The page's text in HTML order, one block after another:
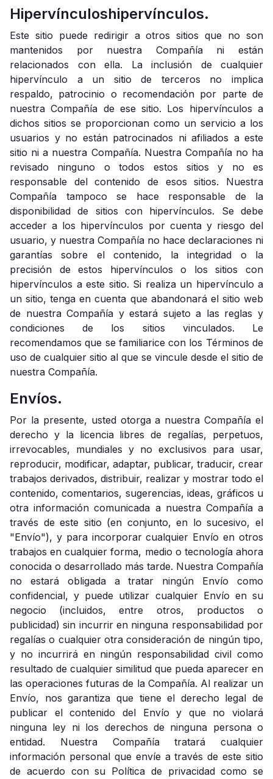
Hipervínculoshipervínculos.
Este sitio puede redirigir a otros sitios que no son
mantenidos por nuestra Compañía ni están
relacionados con ella. La inclusión de cualquier
hipervínculo a un sitio de terceros no implica
respaldo, patrocinio o recomendación por parte de
nuestra Compañía de ese sitio. Los hipervínculos a
dichos sitios se proporcionan como un servicio a los
usuarios y no están patrocinados ni afiliados a este
sitio ni a nuestra Compañía. Nuestra Compañía no ha
revisado ninguno o todos estos sitios y no es
responsable del contenido de esos sitios. Nuestra
Compañía tampoco se hace responsable de la
disponibilidad de sitios con hipervínculos. Se debe
acceder a los hipervínculos por cuenta y riesgo del
usuario, y nuestra Compañía no hace declaraciones ni
garantías sobre el contenido, la integridad o la
precisión de estos hipervínculos o los sitios con
hipervínculos a este sitio. Si realiza un hipervínculo a
un sitio, tenga en cuenta que abandonará el sitio web
de nuestra Compañía y estará sujeto a las reglas y
condiciones de los sitios vinculados. Le
recomendamos que se familiarice con los Términos de
uso de cualquier sitio al que se vincule desde el sitio de
nuestra Compañía.
Envíos.
Por la presente, usted otorga a nuestra Compañía el
derecho y la licencia libres de regalías, perpetuos,
irrevocables, mundiales y no exclusivos para usar,
reproducir, modificar, adaptar, publicar, traducir, crear
trabajos derivados, distribuir, realizar y mostrar todo el
contenido, comentarios, sugerencias, ideas, gráficos u
otra información comunicada a nuestra Compañía a
través de este sitio (en conjunto, en lo sucesivo, el
"Envío"), y para incorporar cualquier Envío en otros
trabajos en cualquier forma, medio o tecnología ahora
conocida o desarrollado más tarde. Nuestra Compañía
no estará obligada a tratar ningún Envío como
confidencial, y puede utilizar cualquier Envío en su
negocio (incluidos, entre otros, productos o
publicidad) sin incurrir en ninguna responsabilidad por
regalías o cualquier otra consideración de ningún tipo,
y no incurrirá en ningún responsabilidad civil como
resultado de cualquier similitud que pueda aparecer en
las operaciones futuras de la Compañía. Al realizar un
Envío, nos garantiza que tiene el derecho legal de
publicar el contenido del Envío y que no violará
ninguna ley ni los derechos de ninguna persona o
entidad. Nuestra Compañía tratará cualquier
información personal que envíe a través de este sitio
de acuerdo con su Política de privacidad como se